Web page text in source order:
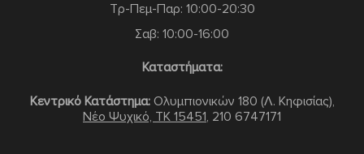
Τρ-Πεμ-Παρ: 10:00-20:30
Σαβ: 10:00-16:00
Καταστήματα:
Κεντρικό Κατάστημα:Ολυμπιονικών 180 (Λ. Κηφισίας),
Νέο Ψυχικό, TK 15451, 210 6747171